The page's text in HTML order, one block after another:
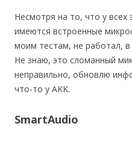
Несмотря на то, что у всех
имеются встроенные
моим тестам, не работал,
Не знаю, это сломанный
неправильно, обновлю
что-то у AKK.
SmartAudio